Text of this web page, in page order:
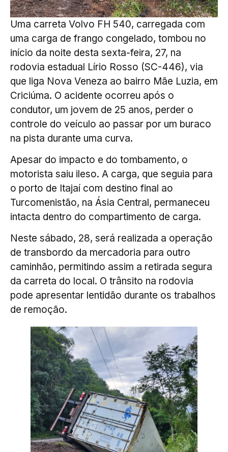
Uma carreta Volvo FH 540, carregada com
uma carga de frango congelado, tombou no
início da noite desta sexta-feira, 27, na
rodovia estadual Lírio Rosso (SC-446), via
que liga Nova Veneza ao bairro Mãe Luzia, em
Criciúma. O acidente ocorreu após o
condutor, um jovem de 25 anos, perder o
controle do veículo ao passar por um buraco
na pista durante uma curva.
Apesar do impacto e do tombamento, o
motorista saiu ileso. A carga, que seguia para
o porto de Itajaí com destino final ao
Turcomenistão, na Ásia Central, permaneceu
intacta dentro do compartimento de carga.
Neste sábado, 28, será realizada a operação
de transbordo da mercadoria para outro
caminhão, permitindo assim a retirada segura
da carreta do local. O trânsito na rodovia
pode apresentar lentidão durante os trabalhos
de remoção.